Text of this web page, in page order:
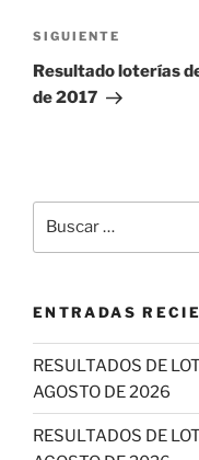
Siguiente
entrada
SIGUIENTE
Resultado loterías
de 2017
por:
ENTRADAS
RESULTADOS DE
AGOSTO DE 2026
RESULTADOS DE